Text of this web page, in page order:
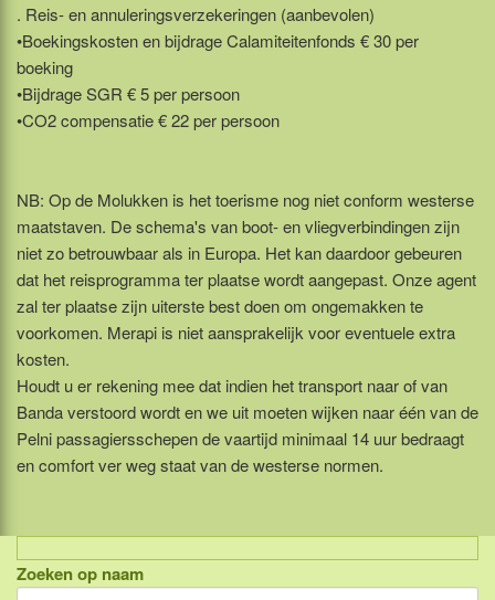
. Reis- en annuleringsverzekeringen (aanbevolen)
•Boekingskosten en bijdrage Calamiteitenfonds € 30 per
boeking
•Bijdrage SGR € 5 per persoon
•CO2 compensatie € 22 per persoon
NB: Op de Molukken is het toerisme nog niet conform westerse
maatstaven. De schema's van boot- en vliegverbindingen zijn
niet zo betrouwbaar als in Europa. Het kan daardoor gebeuren
dat het reisprogramma ter plaatse wordt aangepast. Onze agent
zal ter plaatse zijn uiterste best doen om ongemakken te
voorkomen. Merapi is niet aansprakelijk voor eventuele extra
kosten.
Houdt u er rekening mee dat indien het transport naar of van
Banda verstoord wordt en we uit moeten wijken naar één van de
Pelni passagiersschepen de vaartijd minimaal 14 uur bedraagt
en comfort ver weg staat van de westerse normen.
Indonesië, eilandcombinaties
Zoeken op naam